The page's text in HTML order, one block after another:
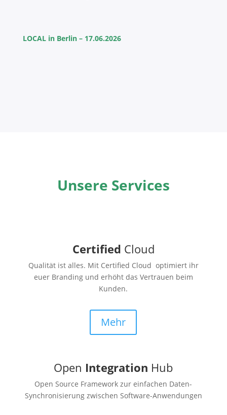
LOCAL in Berlin – 17.06.2026
Unsere Services
Certified Cloud
Qualität ist alles. Mit Certified Cloud optimiert ihr
euer Branding und erhöht das Vertrauen beim
Kunden.
Mehr
Open Integration Hub
Open Source Framework zur einfachen Daten-
Synchronisierung zwischen Software-Anwendungen